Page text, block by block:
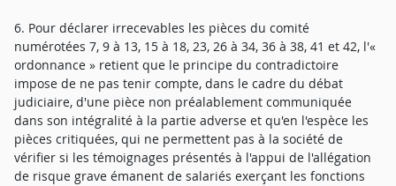
6. Pour déclarer irrecevables les pièces du comité
numérotées 7, 9 à 13, 15 à 18, 23, 26 à 34, 36 à 38, 41 et 42, l'«
ordonnance » retient que le principe du contradictoire
impose de ne pas tenir compte, dans le cadre du débat
judiciaire, d'une pièce non préalablement communiquée
dans son intégralité à la partie adverse et qu'en l'espèce les
pièces critiquées, qui ne permettent pas à la société de
vérifier si les témoignages présentés à l'appui de l'allégation
de risque grave émanent de salariés exerçant les fonctions